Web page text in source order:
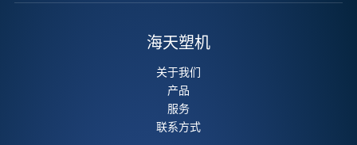
海天塑机
关于我们
产品
服务
联系方式